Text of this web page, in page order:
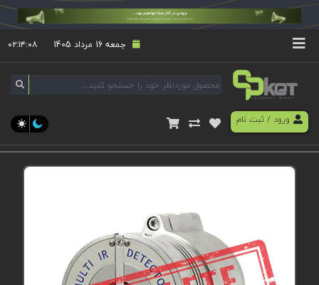
جمعه 16 مرداد 1405 ۰۲:۱۴:۰۸
ورود/ ثبت نام